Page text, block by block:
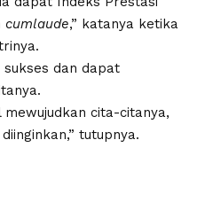
cumlaude,” katanya ketika
dan dapat
mewujudkan cita-citanya,
tutupnya.